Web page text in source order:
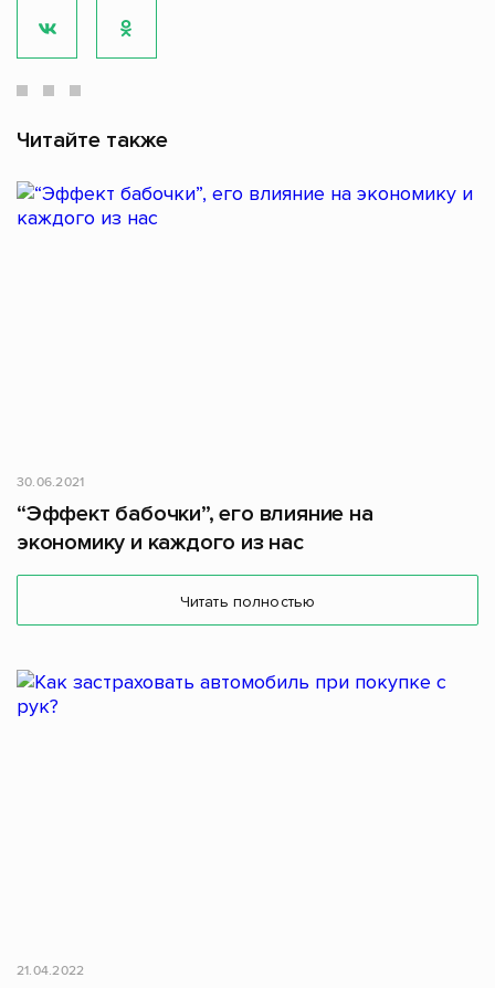
Читайте также
30.06.2021
“Эффект бабочки”, его влияние на
экономику и каждого из нас
Читать полностью
21.04.2022